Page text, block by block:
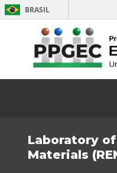
BRASIL
Laboratory
Materials